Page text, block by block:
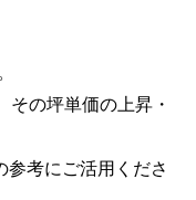
の坪単価の上昇・
考にご活用くださ